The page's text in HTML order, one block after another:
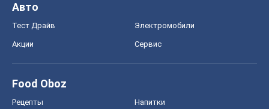
Авто
Тест Драйв Электромобили
Акции Сервис
Food Oboz
Рецепты Напитки